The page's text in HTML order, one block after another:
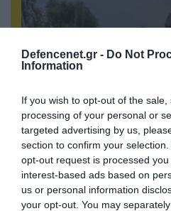
Defencenet.gr - Do Not
Information
If you wish to opt-out of the
processing of your personal or
targeted advertising by us,
section to confirm your
opt-out request is processed
interest-based ads based on
us or personal information
your opt-out. You may
05.08.2026 | 22:02
Αδειάζουν το
Έκτακτη εκκένωση στην
αιφνιδιαστική